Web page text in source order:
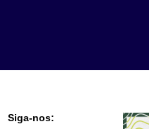
Siga-nos: